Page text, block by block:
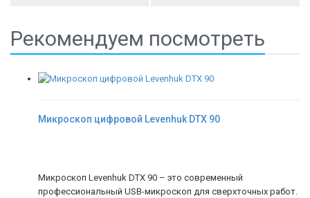
Рекомендуем посмотреть
Микроскоп цифровой Levenhuk DTX 90
Микроскоп Levenhuk DTX 90 – это современный
профессиональный USB-микроскоп для сверхточных работ.